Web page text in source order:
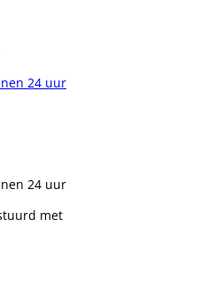
24 uur
24 uur
met